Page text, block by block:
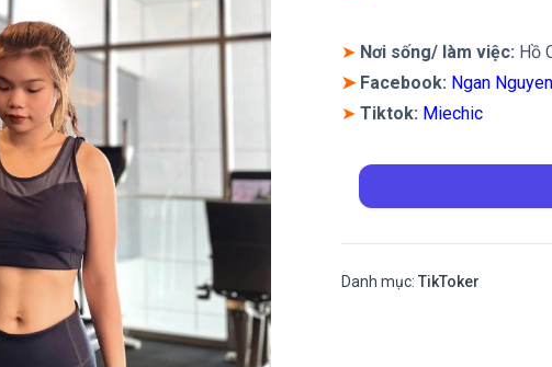
➤ Nơi sống/ làm việc: Hồ
➤Facebook: Ngan
➤ Tiktok: Miechic
Danh mục: TikToker